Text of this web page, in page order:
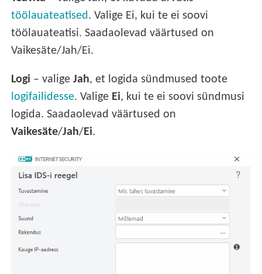
töölauateatised. Valige Ei, kui te ei soovi
töölauateatisi. Saadaolevad väärtused on
Vaikesäte/Jah/Ei.
Logi – valigeJah, et logida sündmused toote
logifailidesse. Valige Ei, kui te ei soovi sündmusi
logida. Saadaolevad väärtused on
Vaikesäte/Jah/Ei.